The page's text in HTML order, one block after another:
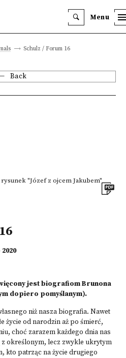
Menu
Schulz / Forum 16
Back
rysunek "Józef z ojcem Jakubem"
2020
jest biografiom Brunona
dopiero pomyślanym).
niż nasza biografia. Nawet
życie od narodzin aż po śmierć,
choć zarazem każdego dnia nas
określonym, lecz zwykle ukrytym
kto patrząc na życie drugiego